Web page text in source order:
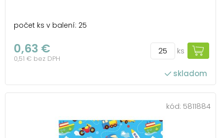
počet ks v balení: 25
0,63 €
0,51 € bez DPH
ks
skladom
kód: 5811884